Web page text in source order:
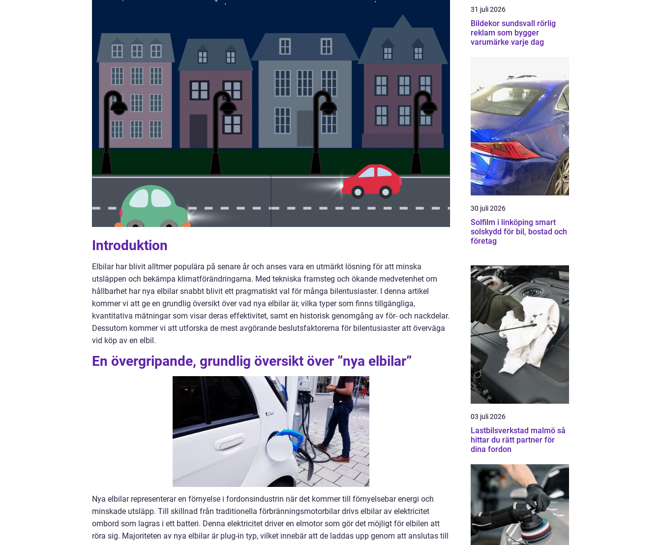
Introduktion
Elbilar har blivit alltmer populära på senare år och anses vara en utmärkt lösning för att minska
utsläppen och bekämpa klimatförändringarna. Med tekniska framsteg och ökande medvetenhet om
hållbarhet har nya elbilar snabbt blivit ett pragmatiskt val för många bilentusiaster. I denna artikel
kommer vi att ge en grundlig översikt över vad nya elbilar är, vilka typer som finns tillgängliga,
kvantitativa mätningar som visar deras effektivitet, samt en historisk genomgång av för- och nackdelar.
Dessutom kommer vi att utforska de mest avgörande beslutsfaktorerna för bilentusiaster att överväga
vid köp av en elbil.
En övergripande, grundlig översikt över ”nya elbilar”
Nya elbilar representerar en förnyelse i fordonsindustrin när det kommer till förnyelsebar energi och
minskade utsläpp. Till skillnad från traditionella förbränningsmotorbilar drivs elbilar av elektricitet
ombord som lagras i ett batteri. Denna elektricitet driver en elmotor som gör det möjligt för elbilen att
röra sig. Majoriteten av nya elbilar är plug-in typ, vilket innebär att de laddas upp genom att anslutas till
31 juli 2026
Bildekor sundsvall rörlig
reklam som bygger
varumärke varje dag
30 juli 2026
Solfilm i linköping smart
solskydd för bil, bostad och
företag
03 juli 2026
Lastbilsverkstad malmö så
hittar du rätt partner för
dina fordon